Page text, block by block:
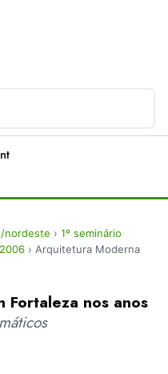
nordeste › 1º seminário
› Arquitetura Moderna
nos anos